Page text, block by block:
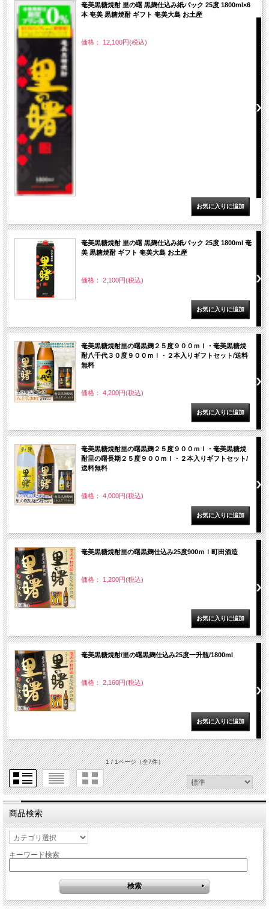
奄美黒糖焼酎 里の曙 黒麹仕込み紙パック 25度 1800ml×6
本 奄美 黒糖焼酎 ギフト 奄美大島 お土産
価格： 12,100円(税込)
奄美黒糖焼酎 里の曙 黒麹仕込み紙パック 25度 1800ml 奄
美 黒糖焼酎 ギフト 奄美大島 お土産
価格： 2,100円(税込)
奄美黒糖焼酎里の曙黒麹２５度９００ｍｌ・奄美黒糖焼
酎八千代３０度９００ｍｌ・２本入りギフトセット/送料
無料
価格： 4,200円(税込)
奄美黒糖焼酎里の曙黒麹２５度９００ｍｌ・奄美黒糖焼
酎里の曙長期２５度９００ｍｌ・２本入りギフトセット/
送料無料
価格： 4,000円(税込)
奄美黒糖焼酎里の曙黒麹仕込み25度900ｍｌ町田酒造
価格： 1,200円(税込)
奄美黒糖焼酎/里の曙黒麹仕込み25度一升瓶/1800ml
価格： 2,160円(税込)
1 / 1ページ（全7件）
商品検索
キーワード検索